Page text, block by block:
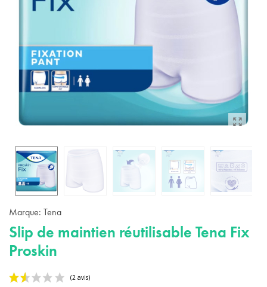
Marque: Tena
Slip de maintien réutilisable Tena Fix
Proskin